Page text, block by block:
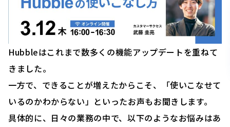
Hubbleはこれまで数多くの機能アップデートを重ねて
きました。
一方で、できることが増えたからこそ、「使いこなせて
いるのかわからない」といったお声もお聞きします。
具体的に、日々の業務の中で、以下のようなお悩みはあ